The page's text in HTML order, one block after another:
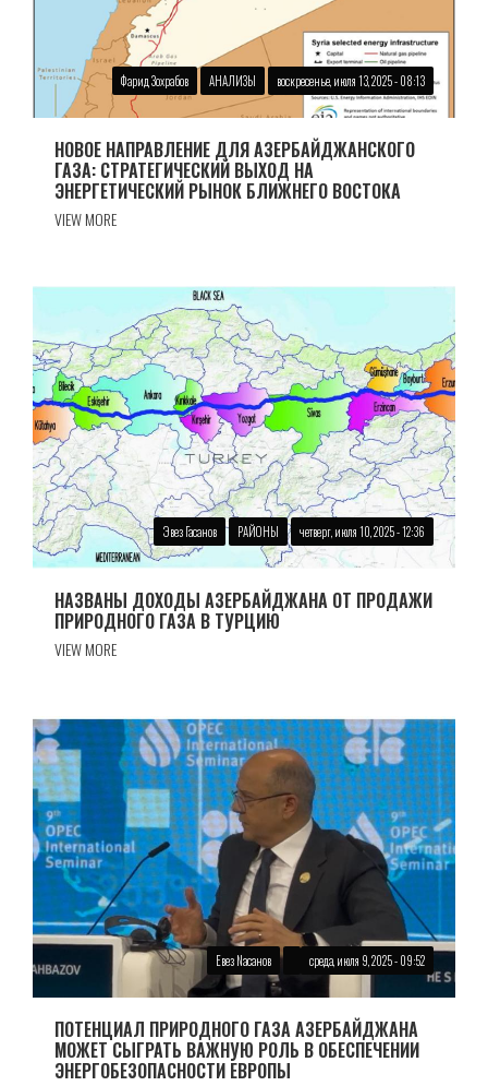
Фарид Зохрабов АНАЛИЗЫ воскресенье, июля 13, 2025 - 08:13
НОВОЕ НАПРАВЛЕНИЕ ДЛЯ АЗЕРБАЙДЖАНСКОГО
ГАЗА: СТРАТЕГИЧЕСКИЙ ВЫХОД НА
ЭНЕРГЕТИЧЕСКИЙ РЫНОК БЛИЖНЕГО ВОСТОКА
VIEW MORE
Эвез Гасанов РАЙОНЫ четверг, июля 10, 2025 - 12:36
НАЗВАНЫ ДОХОДЫ АЗЕРБАЙДЖАНА ОТ ПРОДАЖИ
ПРИРОДНОГО ГАЗА В ТУРЦИЮ
VIEW MORE
Eвез Nасанов среда, июля 9, 2025 - 09:52
ПОТЕНЦИАЛ ПРИРОДНОГО ГАЗА АЗЕРБАЙДЖАНА
МОЖЕТ СЫГРАТЬ ВАЖНУЮ РОЛЬ В ОБЕСПЕЧЕНИИ
ЭНЕРГОБЕЗОПАСНОСТИ ЕВРОПЫ